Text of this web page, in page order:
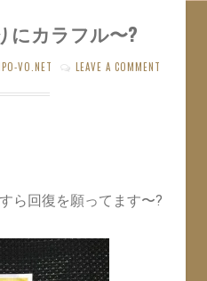
にカラフル〜?
VO.NET LEAVE A COMMENT
ら回復を願ってます〜?